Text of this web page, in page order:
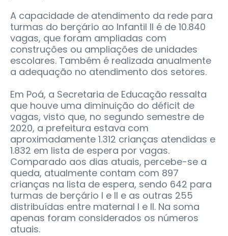
A capacidade de atendimento da rede para
turmas do berçário ao Infantil II é de 10.840
vagas, que foram ampliadas com
construções ou ampliações de unidades
escolares. Também é realizada anualmente
a adequação no atendimento dos setores.
Em Poá, a Secretaria de Educação ressalta
que houve uma diminuição do déficit de
vagas, visto que, no segundo semestre de
2020, a prefeitura estava com
aproximadamente 1.312 crianças atendidas e
1.832 em lista de espera por vagas.
Comparado aos dias atuais, percebe-se a
queda, atualmente contam com 897
crianças na lista de espera, sendo 642 para
turmas de berçário I e II e as outras 255
distribuídas entre maternal I e II. Na soma
apenas foram considerados os números
atuais.